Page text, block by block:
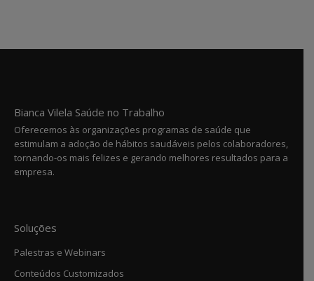
Bianca Vilela Saúde no Trabalho
Oferecemos às organizações programas de saúde que
estimulam a adoção de hábitos saudáveis pelos colaboradores,
tornando-os mais felizes e gerando melhores resultados para a
empresa.
Soluções
Palestras e Webinars
Conteúdos Customizados